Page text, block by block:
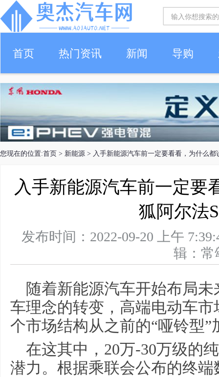
首页 热门资讯 新闻 导购
您现在的位置:首页 > 新能源 > 入手新能源汽车前一定要看看，为什么都
入手新能源汽车前一定要
狐阿尔法
发布时间：2022-09-20 上午
辑：
随着新能源汽车开始布局
车理念的转变，高端电动车
个市场结构从之前的“哑铃型”
在这其中，20万-30万级的
潜力。根据乘联会公布的终